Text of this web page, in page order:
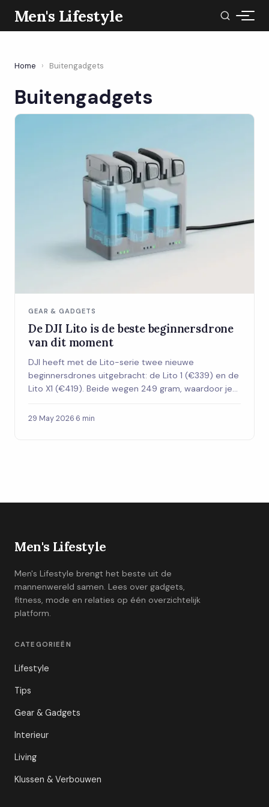
Men's Lifestyle
Home › Buitengadgets
Buitengadgets
GEAR & GADGETS
De DJI Lito is de beste beginnersdrone
van dit moment
DJI heeft met de Lito-serie twee nieuwe
beginnersdrones uitgebracht: de Lito 1 (€339) en de
Lito X1 (€419). Beide wegen 249 gram, waardoor je
Nederland. Met 4K-camera en tot 37 minuten
29 May 2026·6 min
Men's Lifestyle
Men's Lifestyle brengt het beste uit de
mannenwereld samen. Lees over gadgets,
fitness, mode en relaties op één overzichtelijk
platform.
CATEGORIEËN
Lifestyle
Tips
Gear & Gadgets
Interieur
Living
Klussen & Verbouwen